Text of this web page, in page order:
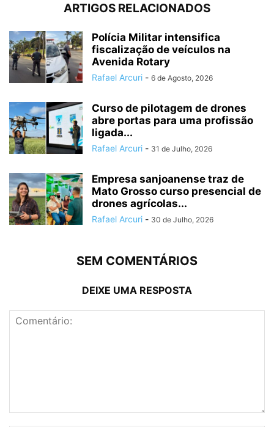
ARTIGOS RELACIONADOS
Polícia Militar intensifica
fiscalização de veículos na
Avenida Rotary
Rafael Arcuri - 6 de Agosto, 2026
Curso de pilotagem de drones
abre portas para uma profissão
ligada...
Rafael Arcuri - 31 de Julho, 2026
Empresa sanjoanense traz de
Mato Grosso curso presencial de
drones agrícolas...
Rafael Arcuri - 30 de Julho, 2026
SEM COMENTÁRIOS
DEIXE UMA RESPOSTA